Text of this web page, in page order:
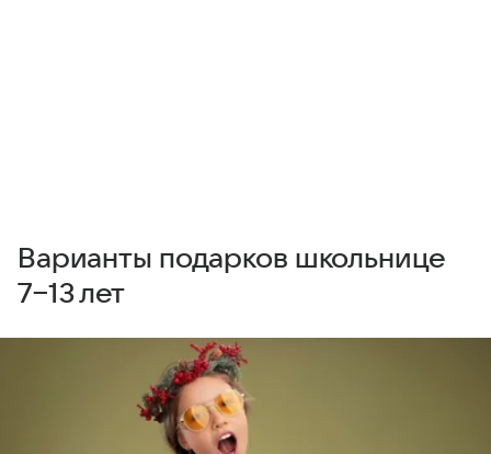
Варианты подарков школьнице
7−13 лет